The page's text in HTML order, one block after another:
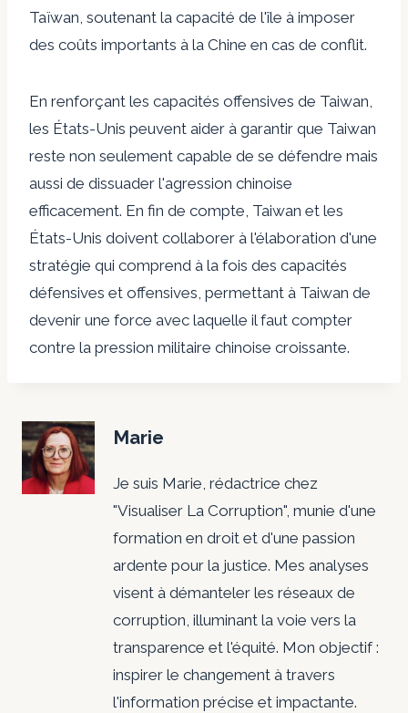
Taïwan, soutenant la capacité de l'île à imposer
des coûts importants à la Chine en cas de conflit.
En renforçant les capacités offensives de Taiwan,
les États-Unis peuvent aider à garantir que Taiwan
reste non seulement capable de se défendre mais
aussi de dissuader l'agression chinoise
efficacement. En fin de compte, Taiwan et les
États-Unis doivent collaborer à l'élaboration d'une
stratégie qui comprend à la fois des capacités
défensives et offensives, permettant à Taiwan de
devenir une force avec laquelle il faut compter
contre la pression militaire chinoise croissante.
Marie
Je suis Marie, rédactrice chez
"Visualiser La Corruption", munie d'une
formation en droit et d'une passion
ardente pour la justice. Mes analyses
visent à démanteler les réseaux de
corruption, illuminant la voie vers la
transparence et l'équité. Mon objectif :
inspirer le changement à travers
l'information précise et impactante.